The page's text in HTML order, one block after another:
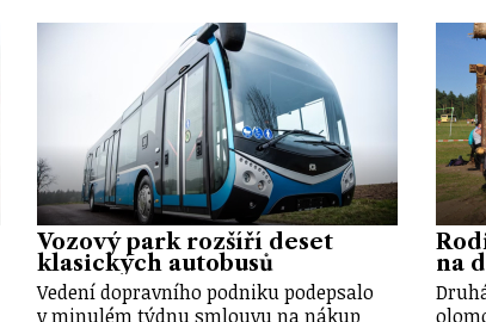
Vozový park rozšíří deset
klasických autobusů
Vedení dopravního podniku podepsalo
v minulém týdnu smlouvu na nákup
na